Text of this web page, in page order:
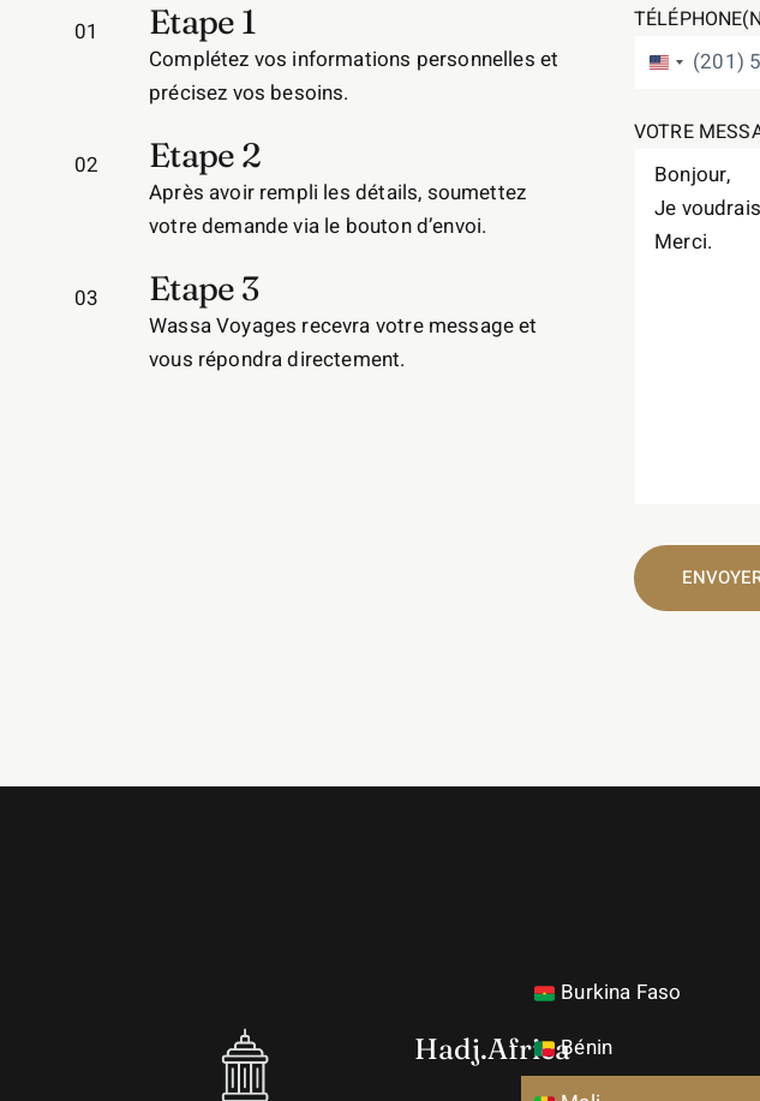
01 Etape 1
Complétez vos informations personnelles et
précisez vos besoins.
02 Etape 2
Après avoir rempli les détails, soumettez
votre demande via le bouton d’envoi.
03 Etape 3
Wassa Voyages recevra votre message et
vous répondra directement.
TÉLÉPHONE
ÉTATS-
VOTRE
Hadj.Africa
Burkina Faso
Bénin